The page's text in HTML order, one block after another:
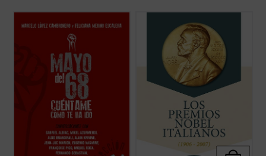
conversaciones con relevantes
personalidades españolas y europeas
(protagonistas todas ellas de aquellos
acontecimientos), diferentes aspectos
fundamentales de aquel frenético mes de
mayo, tales como la experiencia ...
Nobel, considerados los más prestigiosos
a nivel internacional en el campo del
conocimiento, tuvieron un fuerte vínculo
con Italia, pues fue en San Remo donde
Alfred Nobel pasó sus últimos años de vida
(ver ficha)